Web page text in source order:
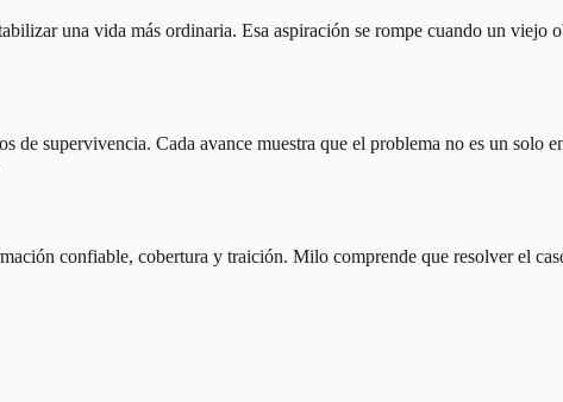
una vida más ordinaria. Esa aspiración se rompe cuando un viejo
supervivencia. Cada avance muestra que el problema no es un solo
confiable, cobertura y traición. Milo comprende que resolver el